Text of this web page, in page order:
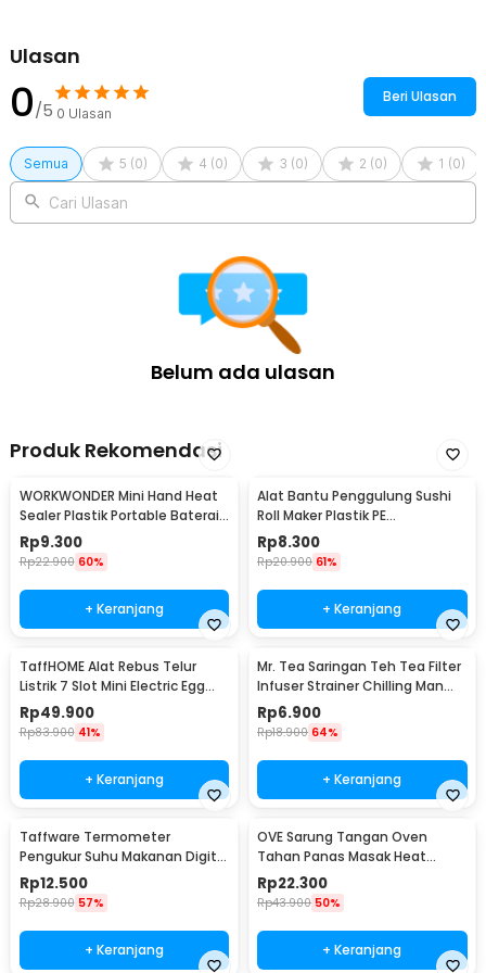
Ulasan
0/5 0 Ulasan
Beri Ulasan
Semua 5 (0) 4 (0) 3 (0) 2 (0) 1 (0)
Cari Ulasan
Belum ada ulasan
Produk Rekomendasi
WORKWONDER Mini Hand Heat
Sealer Plastik Portable Baterai
AA - LX2000A
Rp9.300
Rp22.900 60%
+ Keranjang
Alat Bantu Penggulung Sushi
Roll Maker Plastik PE
22x20.5x0.1cm - E1119
Rp8.300
Rp20.900 61%
+ Keranjang
TaffHOME Alat Rebus Telur
Listrik 7 Slot Mini Electric Egg
Cooker 350W - YS-203
Rp49.900
Rp83.900 41%
+ Keranjang
Mr. Tea Saringan Teh Tea Filter
Infuser Strainer Chilling Man
Silicon - MR03
Rp6.900
Rp18.900 64%
+ Keranjang
Taffware Termometer
Pengukur Suhu Makanan Digital
Daging Kopi Susu - TP101
Rp12.500
Rp28.900 57%
+ Keranjang
OVE Sarung Tangan Oven
Tahan Panas Masak Heat
Resistant Gloves - 540F
Rp22.300
Rp43.900 50%
+ Keranjang